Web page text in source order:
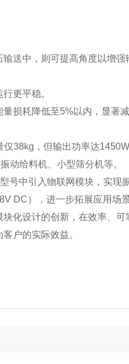
送中，则可提高角度以增强
更平稳。
损耗降低至5%以内，显著减
38kg，但输出功率达1450W
动给料机、小型筛分机等。
号中引入物联网模块，实现
DC），进一步拓展应用场景
化设计的创新，在效率、可
户的实际效益。